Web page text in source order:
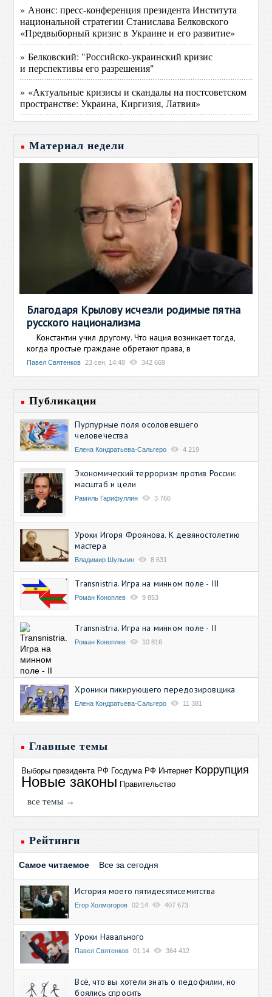
» Анонс: пресс-конференция президента Института
национальной стратегии Станислава Белковского
«Предвыборный кризис в Украине и его развитие»
» Белковский: "Российско-украинский кризис
и перспективы его разрешения"
» «Актуальные кризисы и скандалы на постсоветском
пространстве: Украина, Киргизия, Латвия»
Материал недели
Благодаря Крылову исчезли родимые пятна
русского национализма
Константин учил другому. Что нация возникает тогда,
когда простые граждане обретают права, в
Павел Святенков 23 сен, 14:48 342 669
Публикации
Пурпурные поля осоловевшего
человечества
Елена Кондратьева-Сальгеро 4 219
Экономический терроризм против России:
масштаб и цели
Рамиль Гарифуллин 3 766
Уроки Игоря Фроянова. К девяностолетию
мастера
Владимир Шульгин 8 631
Transnistria. Игра на минном поле - III
Роман Коноплев 9 853
Transnistria. Игра на минном поле - II
Роман Коноплев 10 816
Хроники пикирующего передозировщика
Елена Кондратьева-Сальгеро 11 381
Главные темы
Выборы президента РФ Госдума РФ Интернет Коррупция
Новые законы Правительство
все темы →
Рейтинги
Самое читаемое Все за сегодня
История моего пятидесятисемитства
Егор Холмогоров 02:14 407 673
Уроки Навального
Павел Святенков 01:14 364 412
Всё, что вы хотели знать о педофилии, но
боялись спросить